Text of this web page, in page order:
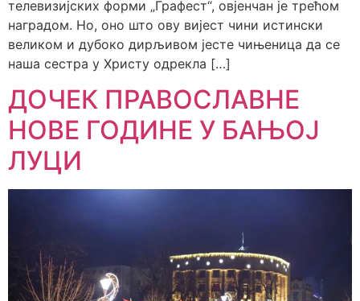
телевизијских форми „Графест“, овјенчан је трећом
наградом. Но, оно што ову вијест чини истински
великом и дубоко дирљивом јесте чињеница да се
наша сестра у Христу одрекла […]
ДОЧЕК ПРАВОСЛАВНЕ
НОВЕ ГОДИНЕ У БАЊОЈ
ЛУЦИ